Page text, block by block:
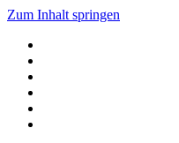
Zum Inhalt springen